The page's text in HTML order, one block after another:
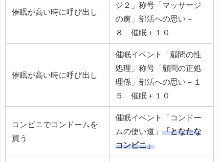
催眠が高い時に呼び出し
ジ２」称号「マッサージ
の虜」部活への思い－
８ 催眠＋１０
催眠が高い時に呼び出し
催眠イベント「顧問の性
処理」称号「顧問の正処
理係」部活への思い－１
５ 催眠＋１０
コンビニでコンドームを
買う
催眠イベント「コンドー
ムの使い道」 「となたな
コンビニ」